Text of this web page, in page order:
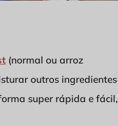
(normal ou arroz
outros ingredientes
super rápida e fácil,